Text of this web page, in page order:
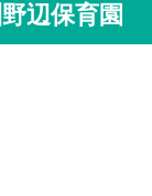
辺保育園